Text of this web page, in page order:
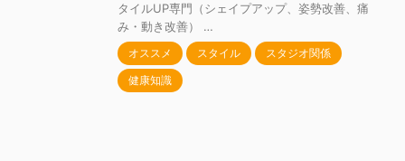
タイルUP専門（シェイプアップ、姿勢改善、痛
み・動き改善） …
オススメ スタイル
スタジオ関係
健康知識